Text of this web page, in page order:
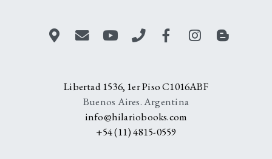
Libertad 1536, 1er Piso C1016ABF
Buenos Aires. Argentina
info@hilariobooks.com
+54 (11) 4815-0559